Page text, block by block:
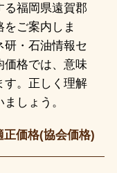
る福岡県遠賀郡
ご案内しま
研・石油情報セ
価格では、意味
す。正しく理解
しょう。
価格(協会価格)